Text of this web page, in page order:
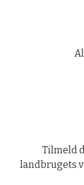
Tilmeld
landbrugets